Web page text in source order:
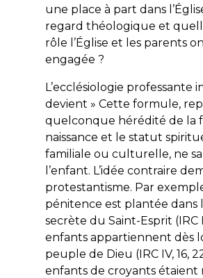
une place à part dans
regard théologique et
rôle l’Église et les parents
engagée ?
L’ecclésiologie professante
devient » Cette formule,
quelconque hérédité de la
naissance et le statut
familiale ou culturelle, ne
l’enfant. L’idée contraire
protestantisme. Par
pénitence est plantée
secrète du Saint-Esprit
enfants appartiennent dès
peuple de Dieu (IRC IV, 16,
enfants de croyants étaient